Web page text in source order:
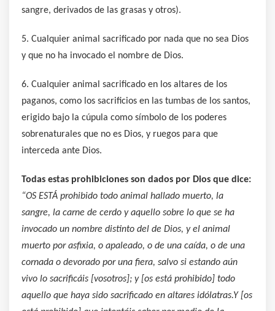
sangre, derivados de las grasas y otros).
5. Cualquier animal sacrificado por nada que no sea Dios
y que no ha invocado el nombre de Dios.
6. Cualquier animal sacrificado en los altares de los
paganos, como los sacrificios en las tumbas de los santos,
erigido bajo la cúpula como símbolo de los poderes
sobrenaturales que no es Dios, y ruegos para que
interceda ante Dios.
Todas estas prohibiciones son dados por Dios que dice:
“OS ESTÁ prohibido todo animal hallado muerto, la
sangre, la carne de cerdo y aquello sobre lo que se ha
invocado un nombre distinto del de Dios, y el animal
muerto por asfixia, o apaleado, o de una caída, o de una
cornada o devorado por una fiera, salvo si estando aún
vivo lo sacrificáis [vosotros]; y [os está prohibido] todo
aquello que haya sido sacrificado en altares idólatras.Y [os